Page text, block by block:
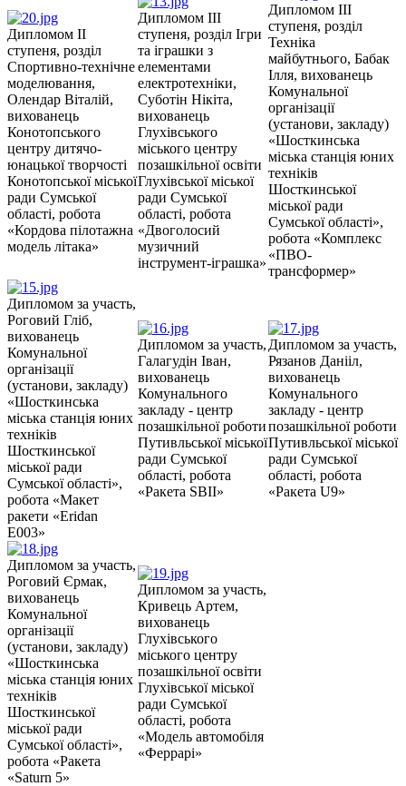
Дипломом ІІ
ступеня, розділ
Спортивно-технічне
моделювання,
Олендар Віталій,
вихованець
Конотопського
центру дитячо-
юнацької творчості
Конотопської міської
ради Сумської
області, робота
«Кордова пілотажна
модель літака»
Дипломом ІІІ
ступеня, розділ Ігри
та іграшки з
елементами
електротехніки,
Суботін Нікіта,
вихованець
Глухівського
міського центру
позашкільної освіти
Глухівської міської
ради Сумської
області, робота
«Двоголосий
музичний
інструмент-іграшка»
Дипломом ІІІ
ступеня, розділ
Техніка
майбутнього, Бабак
Ілля, вихованець
Комунальної
організації
(установи, закладу)
«Шосткинська
міська станція юних
техніків
Шосткинської
міської ради
Сумської області»,
робота «Комплекс
«ПВО-
трансформер»
Дипломом за участь,
Роговий Гліб,
вихованець
Комунальної
організації
(установи, закладу)
«Шосткинська
міська станція юних
техніків
Шосткинської
міської ради
Сумської області»,
робота «Макет
ракети «Eridan
E003»
Дипломом за участь,
Галагудін Іван,
вихованець
Комунального
закладу - центр
позашкільної роботи
Путивльської міської
ради Сумської
області, робота
«Ракета SBII»
Дипломом за участь,
Рязанов Данііл,
вихованець
Комунального
закладу - центр
позашкільної роботи
Путивльської міської
ради Сумської
області, робота
«Ракета U9»
Дипломом за участь,
Роговий Єрмак,
вихованець
Комунальної
організації
(установи, закладу)
«Шосткинська
міська станція юних
техніків
Шосткинської
міської ради
Сумської області»,
робота «Ракета
«Saturn 5»
Дипломом за участь,
Кривець Артем,
вихованець
Глухівського
міського центру
позашкільної освіти
Глухівської міської
ради Сумської
області, робота
«Модель автомобіля
«Феррарі»